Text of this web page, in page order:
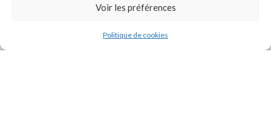
Voir les préférences
Politique de cookies